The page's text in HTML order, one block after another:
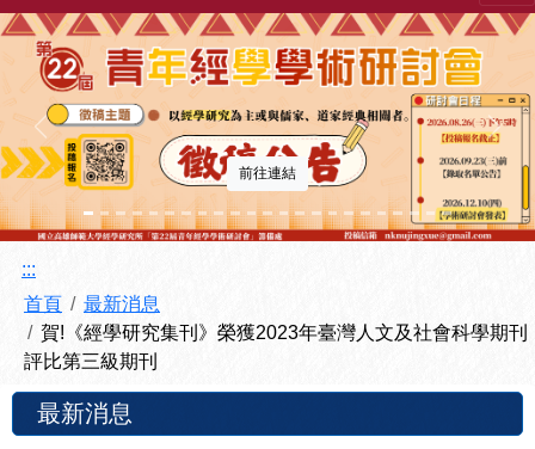
前往連結
上一張 下一
:::
首頁
最新消息
賀!《經學研究集刊》榮獲2023年臺灣人文及社會科學期刊
評比第三級期刊
最新消息